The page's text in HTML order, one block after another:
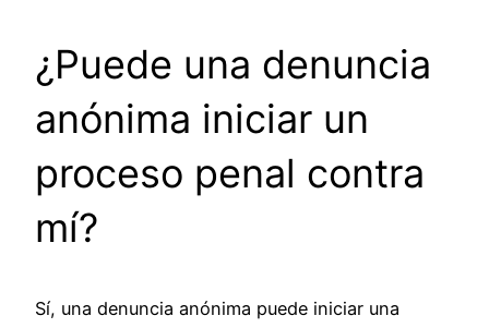
¿Puede una denuncia
anónima iniciar un
proceso penal contra
mí?
Sí, una denuncia anónima puede iniciar una